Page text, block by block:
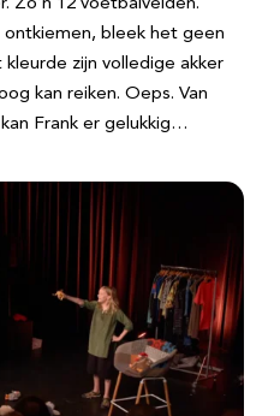
Zo’n 12 voetbalvelden.
bleek het geen
zijn volledige akker
kan reiken. Oeps. Van
Frank er gelukkig…